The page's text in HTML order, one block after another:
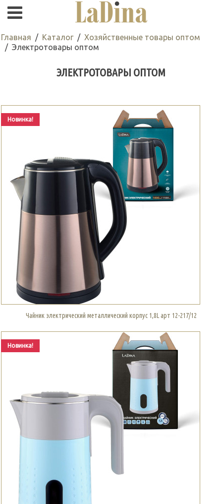
Главная Каталог
Хозяйственные товары оптом
Электротовары оптом
ЭЛЕКТРОТОВАРЫ ОПТОМ
Новинка!
Чайник электрический металлический корпус 1,8L арт 12-217/12
Новинка!